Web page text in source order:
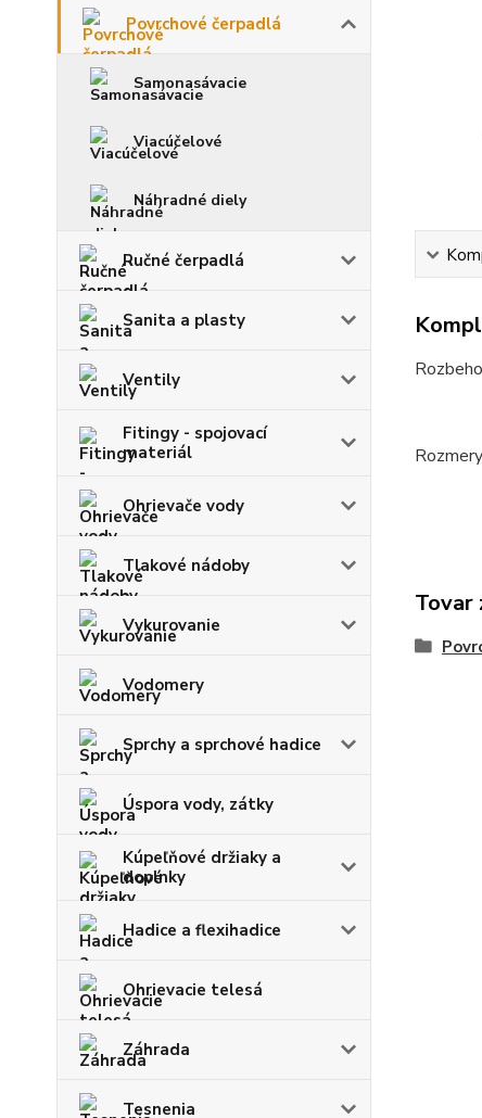
Povrchové čerpadlá
Samonasávacie
Viacúčelové
Náhradné diely
Ručné čerpadlá
Sanita a plasty
Ventily
Fitingy - spojovací
materiál
Ohrievače vody
Tlakové nádoby
Vykurovanie
Vodomery
Sprchy a sprchové hadice
Úspora vody, zátky
Kúpeľňové držiaky a
doplnky
Hadice a flexihadice
Ohrievacie telesá
Záhrada
Tesnenia
Tovar